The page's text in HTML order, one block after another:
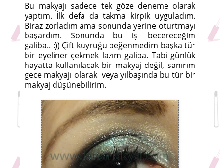
Bu makyajı sadece tek göze deneme olarak
yaptım. İlk defa da takma kirpik uyguladım.
Biraz zorladım ama sonunda yerine oturtmayı
başardım. Sonunda bu işi becereceğim
galiba.. :)) Çift kuyruğu beğenmedim başka tür
bir eyeliner çekmek lazım galiba. Tabi günlük
hayatta kullanılacak bir makyaj değil, sanırım
gece makyajı olarak veya yılbaşında bu tür bir
makyaj düşünebilirim.